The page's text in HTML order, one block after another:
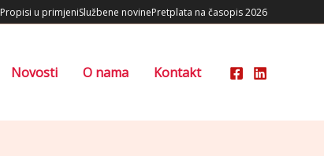
Propisi u primjeniSlužbene novinePretplata na časopis 2026
Novosti O nama Kontakt